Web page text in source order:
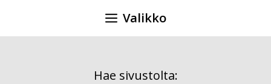
Valikko
Hae sivustolta: